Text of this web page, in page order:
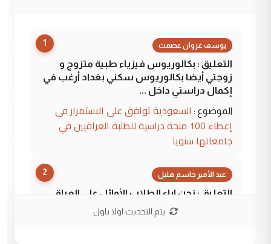
1 يوسف غزوان عصمت
التعليق : بكالوريوس فيزياء طبية متزوج و
زوجتي أيضا بكالوريوس سكني بغداد أرغب في
إكمال دراستي داخل ...
الموضوع : السعودية توافق على الاستمرار في
إعطاء 100 منحة دراسية للطلبة العراقيين في
جامعاتها سنويا
2 عبد الأمير جاسم هليل
التعليق : نحن اباء الطلاب الأوائل على العراق
نتشرف بلقاء السيد احمد الصافي في العتبات
يتم التحديث اولا باول